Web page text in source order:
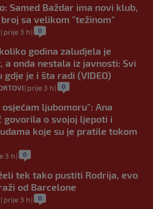
Samed Baždar ima novi klub,
sa velikom "težinom"
| prije 3 h | 0
godina zaludjela je
a onda nestala iz javnosti: Svi
gdje je i šta radi (VIDEO)
| prije 3 h | 0
osjećam ljubomoru": Ana
govorila o svojoj ljepoti i
koje su je pratile tokom
3 h | 0
tek tako pustiti Rodrija, evo
od Barcelone
| prije 3 h | 0